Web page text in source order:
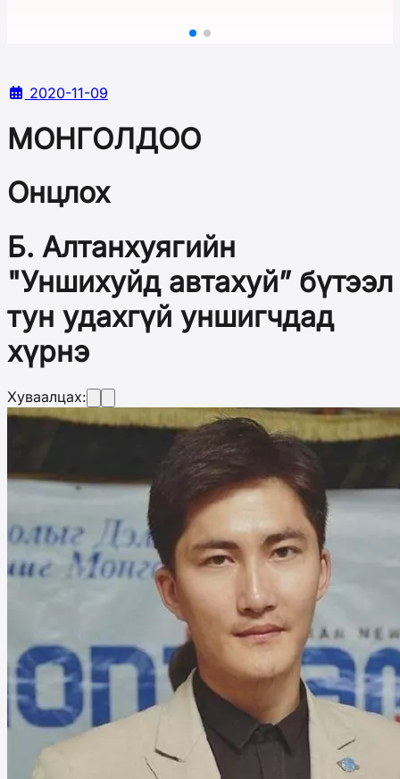
2020-11-09
МОНГОЛДОО
Онцлох
Б. Алтанхуягийн
"Уншихуйд автахуй” бүтээл
тун удахгүй уншигчдад
хүрнэ
Хуваалцах: